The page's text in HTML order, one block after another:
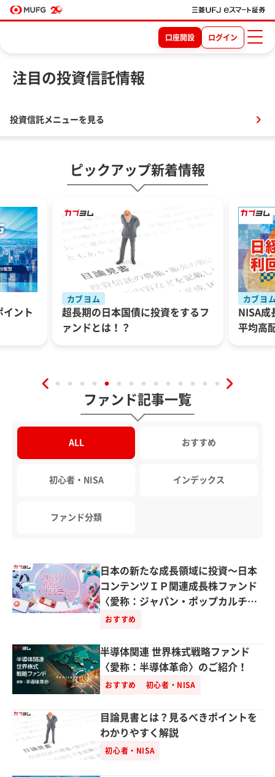
口座開設 ログイン
注目の投資信託情報
ピックアップ新着情報
イント
カブヨム
超長期の日本国債に投資をするフ
ァンドとは！？
カブヨ
NISA成
平均高
ファンド記事一覧
ALL おすすめ
初心者・NISA インデックス
ファンド分類
日本の新たな成長領域に投資～日本
コンテンツＩＰ関連成長株ファンド
〈愛称：ジャパン・ポップカルチャ
ー〉～
おすすめ
半導体関連 世界株式戦略ファンド
〈愛称：半導体革命〉のご紹介！
おすすめ 初心者・NISA
目論見書とは？見るべきポイントを
わかりやすく解説
初心者・NISA
投資信託メニューを見る